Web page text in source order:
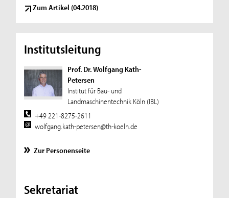
Zum Artikel (04.2018)
Institutsleitung
Prof. Dr. Wolfgang Kath-
Petersen
Institut für Bau- und
Landmaschinentechnik Köln (IBL)
+49 221-8275-2611
wolfgang.kath-petersen@th-koeln.de
Zur Personenseite
Sekretariat